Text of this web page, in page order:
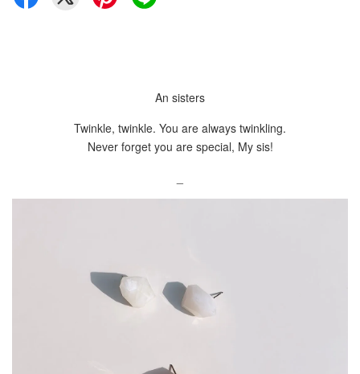
An sisters
Twinkle, twinkle. You are always twinkling.
Never forget you are special, My sis!